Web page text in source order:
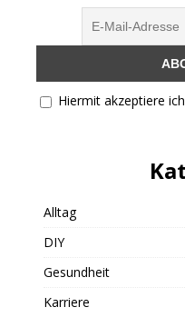
Hiermit akzeptiere
Alltag
DIY
Gesundheit
Karriere